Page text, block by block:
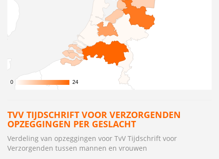
0
0 24
24
TVV TIJDSCHRIFT VOOR VERZORGENDEN
OPZEGGINGEN PER GESLACHT
Verdeling van opzeggingen voor TvV Tijdschrift voor
Verzorgenden tussen mannen en vrouwen